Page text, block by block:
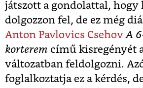
játszott a gondolattal, hogy
dolgozzon fel, de ez még
Anton Pavlovics Csehov A
korterem című kisregényét
változatban feldolgozni.
foglalkoztatja ez a kérdés,